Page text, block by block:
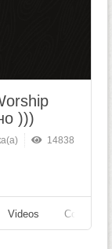
)))
14838
Videos События